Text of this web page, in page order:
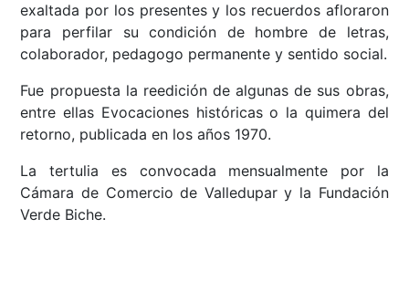
exaltada por los presentes y los recuerdos afloraron
para perfilar su condición de hombre de letras,
colaborador, pedagogo permanente y sentido social.
Fue propuesta la reedición de algunas de sus obras,
entre ellas Evocaciones históricas o la quimera del
retorno, publicada en los años 1970.
La tertulia es convocada mensualmente por la
Cámara de Comercio de Valledupar y la Fundación
Verde Biche.